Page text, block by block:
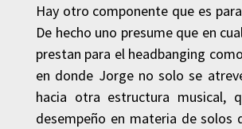
Hay otro componente que es
De hecho uno presume que en
prestan para el headbanging
en donde Jorge no solo se
hacia otra estructura musical,
desempeño en materia de